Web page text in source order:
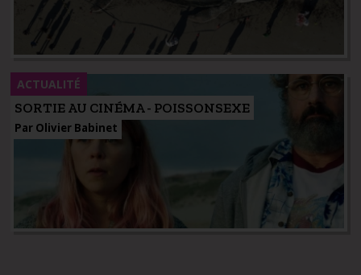
SORTIE AU CINÉMA - POISSONSEXE
Par Olivier Babinet
ACTUALITÉ